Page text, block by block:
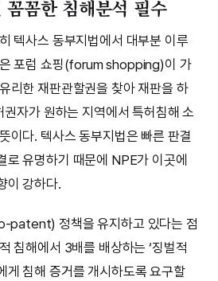
꼼꼼한 침해분석 필수
텍사스 동부지법에서 대부분 이루
포럼 쇼핑(forum shopping)이 가
리한 재판관할권을 찾아 재판을 하
자가 원하는 지역에서 특허침해 소
이다. 텍사스 동부지법은 빠른 판결
로 유명하기 때문에 NPE가 이곳에
이 강하다.
patent) 정책을 유지하고 있다는 점
침해에서 3배를 배상하는 ‘징벌적
게 침해 증거를 개시하도록 요구할